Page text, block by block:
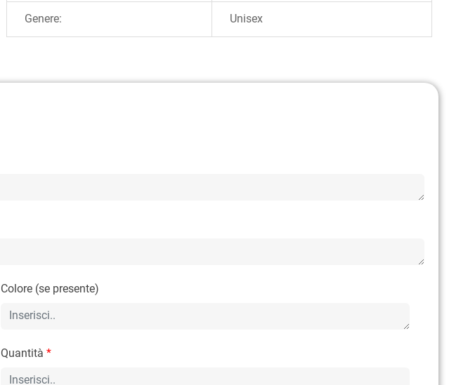
Genere: Unisex
Colore (se presente)
Quantità *